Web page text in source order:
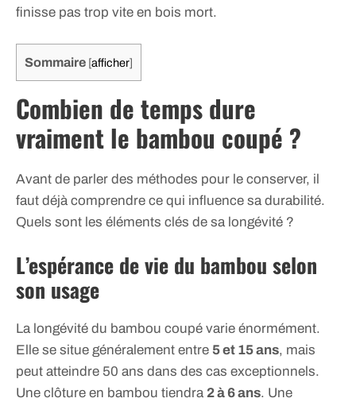
finisse pas trop vite en bois mort.
Sommaire [afficher]
Combien de temps dure
vraiment le bambou coupé ?
Avant de parler des méthodes pour le conserver, il
faut déjà comprendre ce qui influence sa durabilité.
Quels sont les éléments clés de sa longévité ?
L’espérance de vie du bambou selon
son usage
La longévité du bambou coupé varie énormément.
Elle se situe généralement entre 5 et 15 ans, mais
peut atteindre 50 ans dans des cas exceptionnels.
Une clôture en bambou tiendra 2 à 6 ans. Une